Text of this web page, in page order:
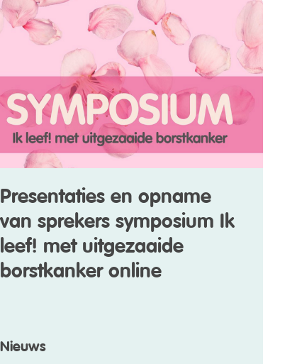
Presentaties en opname
van sprekers symposium Ik
leef! met uitgezaaide
borstkanker online
Nieuws